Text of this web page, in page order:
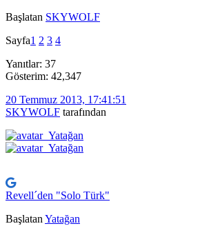
Başlatan SKYWOLF
Sayfa1 2 3 4
Yanıtlar: 37
Gösterim: 42,347
20 Temmuz 2013, 17:41:51
SKYWOLF tarafından
Revell´den "Solo Türk"
Başlatan Yatağan